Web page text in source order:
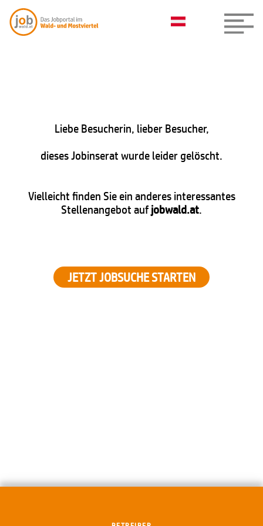
Liebe Besucherin, lieber Besucher,
dieses Jobinserat wurde leider gelöscht.
Vielleicht finden Sie ein anderes interessantes
Stellenangebot aufjobwald.at.
JETZT JOBSUCHE STARTEN